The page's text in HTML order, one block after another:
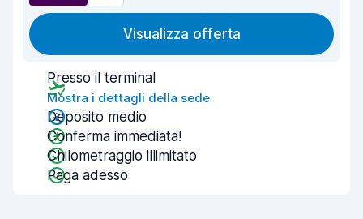
Visualizza offerta
Presso il terminal
Mostra i dettagli della sede
Deposito medio
Conferma immediata!
Chilometraggio illimitato
Paga adesso